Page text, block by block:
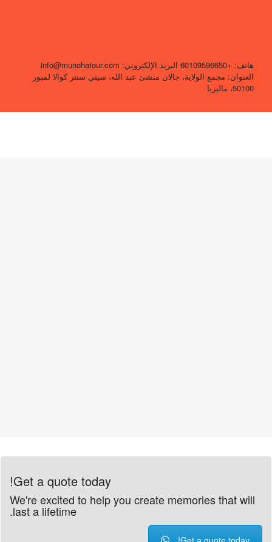
هاتف: +60109596650 البريد الإلكتروني: info@munohatour.com
العنوان: مجمع الولاية، جالان منشئ عبد الله، سيتي سنتر كوالا لمبور
50100، ماليزيا
Get a quote today!
We're excited to help you create memories that will
last a lifetime.